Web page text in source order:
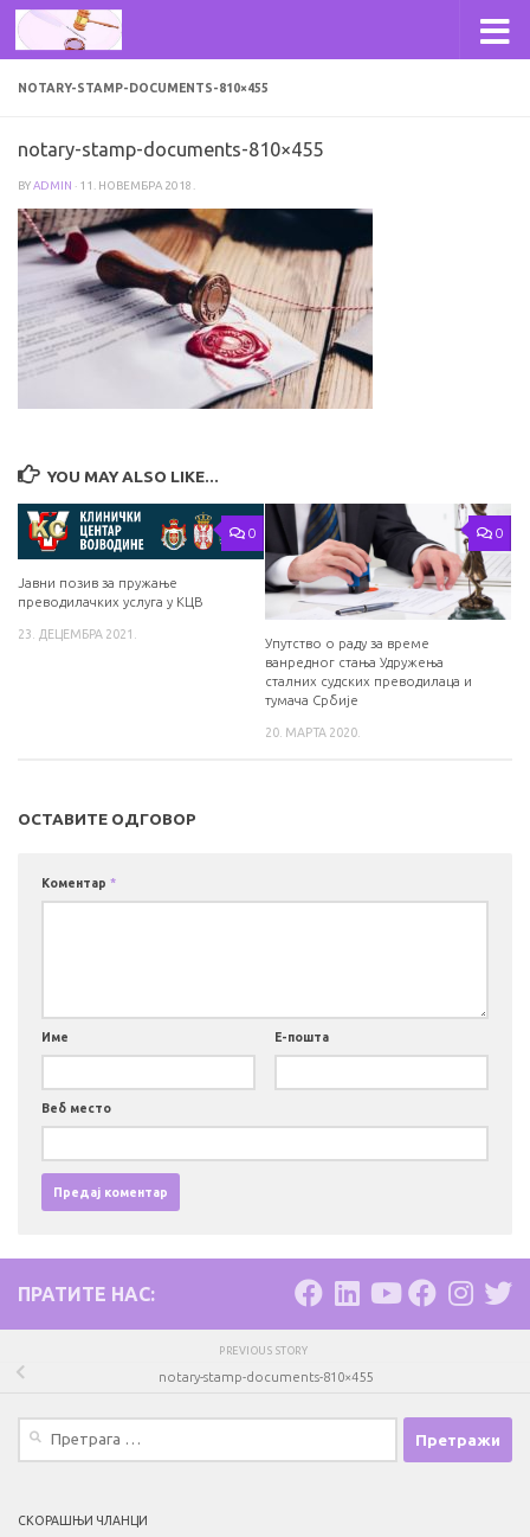
Skip to content
NOTARY-STAMP-DOCUMENTS-810×455
notary-stamp-documents-810×455
BYADMIN · 11. НОВЕМБРА 2018.
YOU MAY ALSO LIKE...
0
Јавни позив за пружање
преводилачких услуга у КЦВ
23. ДЕЦЕМБРА 2021.
0
Упутство о раду за време
ванредног стања Удружења
сталних судских преводилаца и
тумача Србије
20. МАРТА 2020.
ОСТАВИТЕ ОДГОВОР
Коментар *
Име Е-пошта
Веб место
ПРАТИТЕ НАС:
PREVIOUS STORY
notary-stamp-documents-810×455
СКОРАШЊИ ЧЛАНЦИ